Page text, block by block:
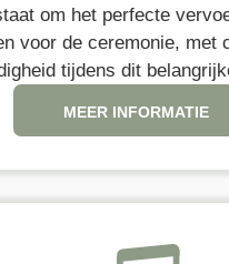
om het perfecte
voor de ceremonie, met
tijdens dit
MEER INFORMATIE